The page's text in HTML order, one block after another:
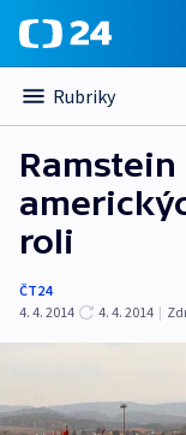
Rubriky
roli
ČT24
4. 4. 2014
4. 4. 2014 |